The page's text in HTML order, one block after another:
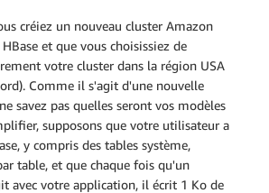
créiez un nouveau cluster Amazon
HBase et que vous choisissiez de
votre cluster dans la région USA
Comme il s'agit d'une nouvelle
savez pas quelles seront vos modèles
supposons que votre utilisateur a
y compris des tables système,
table, et que chaque fois qu'un
avec votre application, il écrit 1 Ko de